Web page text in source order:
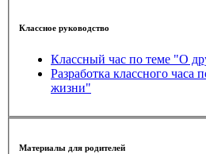
Классное руководство
Классный час по теме "О
Разработка классного часа
жизни"
Материалы для родителей